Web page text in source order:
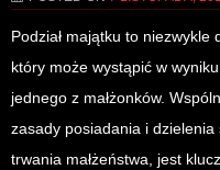
Podział majątku to
który może wystąpić w
jednego z małżonków.
zasady posiadania i
trwania małżeństwa, jest